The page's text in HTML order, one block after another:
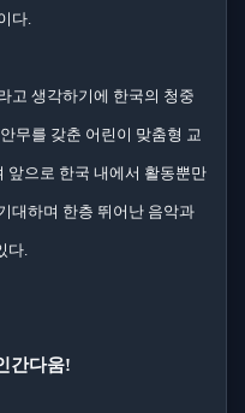
다.
고 생각하기에 한국의 청중
무를 갖춘 어린이 맞춤형 교
앞으로 한국 내에서 활동뿐만
대하며 한층 뛰어난 음악과
다.
간다움!